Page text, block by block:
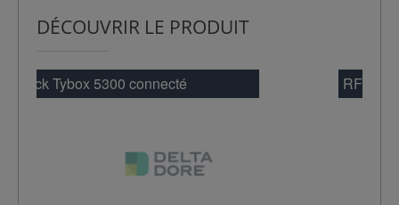
DÉCOUVRIR LE PRODUIT
RF 6050+